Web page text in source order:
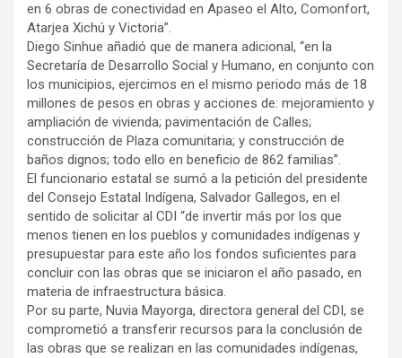
en 6 obras de conectividad en Apaseo el Alto, Comonfort,
Atarjea Xichú y Victoria”.
Diego Sinhue añadió que de manera adicional, “en la
Secretaría de Desarrollo Social y Humano, en conjunto con
los municipios, ejercimos en el mismo periodo más de 18
millones de pesos en obras y acciones de: mejoramiento y
ampliación de vivienda; pavimentación de Calles;
construcción de Plaza comunitaria; y construcción de
baños dignos; todo ello en beneficio de 862 familias”.
El funcionario estatal se sumó a la petición del presidente
del Consejo Estatal Indígena, Salvador Gallegos, en el
sentido de solicitar al CDI “de invertir más por los que
menos tienen en los pueblos y comunidades indígenas y
presupuestar para este año los fondos suficientes para
concluir con las obras que se iniciaron el año pasado, en
materia de infraestructura básica.
Por su parte, Nuvia Mayorga, directora general del CDI, se
comprometió a transferir recursos para la conclusión de
las obras que se realizan en las comunidades indígenas,